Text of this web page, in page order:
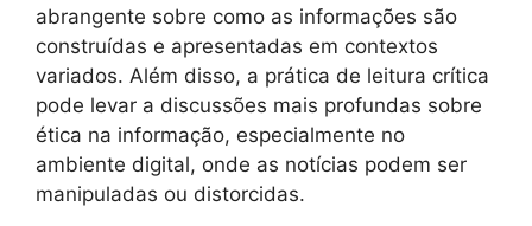
abrangente sobre como as informações são
construídas e apresentadas em contextos
variados. Além disso, a prática de leitura crítica
pode levar a discussões mais profundas sobre
ética na informação, especialmente no
ambiente digital, onde as notícias podem ser
manipuladas ou distorcidas.